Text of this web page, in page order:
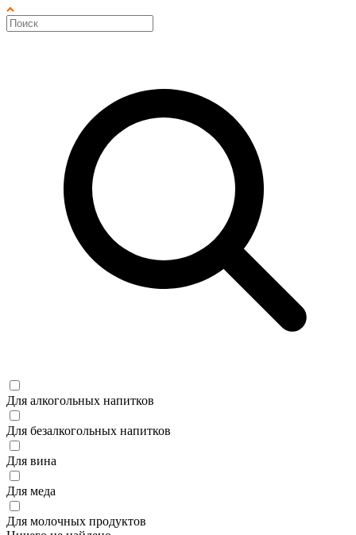
Для алкогольных напитков
Для безалкогольных напитков
Для вина
Для меда
Для молочных продуктов